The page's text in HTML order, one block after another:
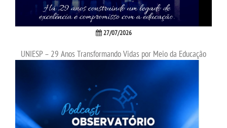
SEGUNDA GRADUAÇÃO
MATRÍCULA
PUBLICAÇÕES
27/07/2026
UNIESP – 29 Anos Transformando Vidas por Meio da Educação